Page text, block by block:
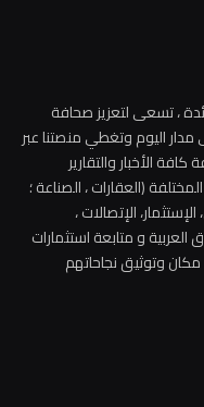
، تسعى لتعزيز صحافة
اليوم وتغطي منصتنا عبر
الأخبار والتقارير
(العقارات ، الصناعة ؛
الإتصالات ،
و متابعة استثمارات
وتوثيق نجاحاتهم